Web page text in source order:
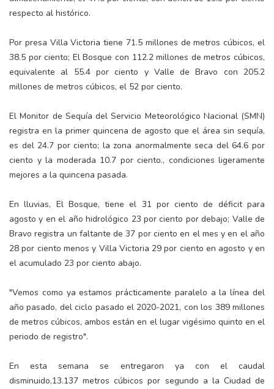
respecto al histórico.
Por presa Villa Victoria tiene 71.5 millones de metros cúbicos, el
38.5 por ciento; El Bosque con 112.2 millones de metros cúbicos,
equivalente al 55.4 por ciento y Valle de Bravo con 205.2
millones de metros cúbicos, el 52 por ciento.
El Monitor de Sequía del Servicio Meteorológico Nacional (SMN)
registra en la primer quincena de agosto que el área sin sequía,
es del 24.7 por ciento; la zona anormalmente seca del 64.6 por
ciento y la moderada 10.7 por ciento., condiciones ligeramente
mejores a la quincena pasada.
En lluvias, El Bosque, tiene el 31 por ciento de déficit para
agosto y en el año hidrológico 23 por ciento por debajo; Valle de
Bravo registra un faltante de 37 por ciento en el mes y en el año
28 por ciento menos y Villa Victoria 29 por ciento en agosto y en
el acumulado 23 por ciento abajo.
"Vemos como ya estamos prácticamente paralelo a la línea del
año pasado, del ciclo pasado el 2020-2021, con los 389 millones
de metros cúbicos, ambos están en el lugar vigésimo quinto en el
periodo de registro".
En esta semana se entregaron ya con el caudal
disminuido,13.137 metros cúbicos por segundo a la Ciudad de